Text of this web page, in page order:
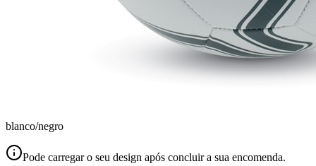
blanco/negro
Pode carregar o seu design após concluir a sua encomenda.